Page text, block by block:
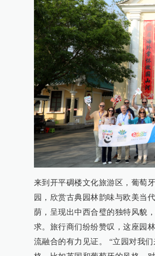
来到开平碉楼文化旅游区，葡萄
园，欣赏古典园林韵味与欧美当
荫，呈现出中西合璧的独特风貌
求。旅行商们纷纷赞叹，这座园
流融合的有力见证。 “立园对我